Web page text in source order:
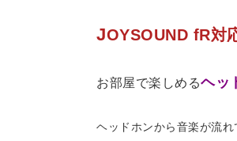
JOYSOUND fR
お部屋で楽しめるヘッ
ヘッドホンから音楽が流れ